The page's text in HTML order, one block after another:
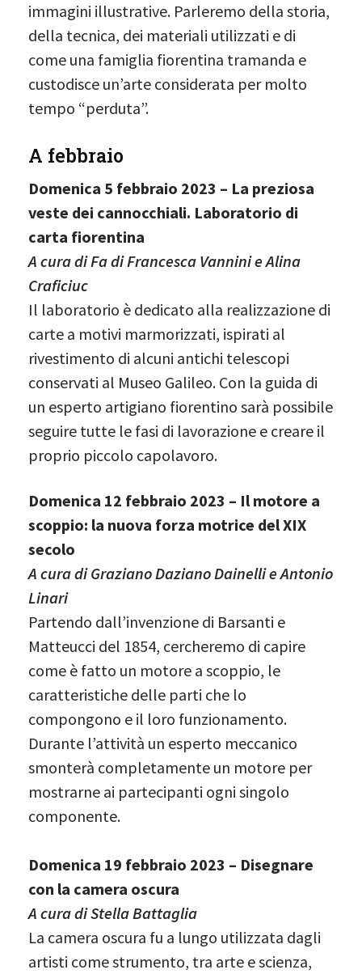
immagini illustrative. Parleremo della storia,
della tecnica, dei materiali utilizzati e di
come una famiglia fiorentina tramanda e
custodisce un’arte considerata per molto
tempo “perduta”.
A febbraio
Domenica 5 febbraio 2023 – La preziosa
veste dei cannocchiali. Laboratorio di
carta fiorentina
A cura di Fa di Francesca Vannini e Alina
Craficiuc
Il laboratorio è dedicato alla realizzazione di
carte a motivi marmorizzati, ispirati al
rivestimento di alcuni antichi telescopi
conservati al Museo Galileo. Con la guida di
un esperto artigiano fiorentino sarà possibile
seguire tutte le fasi di lavorazione e creare il
proprio piccolo capolavoro.
Domenica 12 febbraio 2023 – Il motore a
scoppio: la nuova forza motrice del XIX
secolo
A cura di Graziano Daziano Dainelli e Antonio
Linari
Partendo dall’invenzione di Barsanti e
Matteucci del 1854, cercheremo di capire
come è fatto un motore a scoppio, le
caratteristiche delle parti che lo
compongono e il loro funzionamento.
Durante l’attività un esperto meccanico
smonterà completamente un motore per
mostrarne ai partecipanti ogni singolo
componente.
Domenica 19 febbraio 2023 – Disegnare
con la camera oscura
A cura di Stella Battaglia
La camera oscura fu a lungo utilizzata dagli
artisti come strumento, tra arte e scienza,